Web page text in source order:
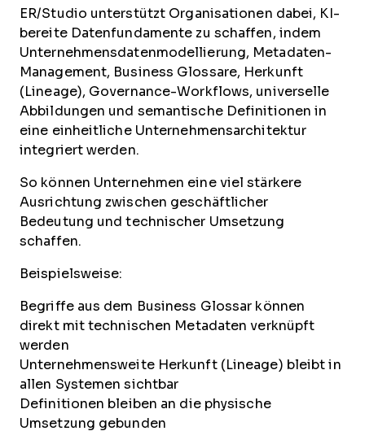
ER/Studio unterstützt Organisationen dabei, KI-
bereite Datenfundamente zu schaffen, indem
Unternehmensdatenmodellierung, Metadaten-
Management, Business Glossare, Herkunft
(Lineage), Governance-Workflows, universelle
Abbildungen und semantische Definitionen in
eine einheitliche Unternehmensarchitektur
integriert werden.
So können Unternehmen eine viel stärkere
Ausrichtung zwischen geschäftlicher
Bedeutung und technischer Umsetzung
schaffen.
Beispielsweise:
Begriffe aus dem Business Glossar können
direkt mit technischen Metadaten verknüpft
werden
Unternehmensweite Herkunft (Lineage) bleibt in
allen Systemen sichtbar
Definitionen bleiben an die physische
Umsetzung gebunden